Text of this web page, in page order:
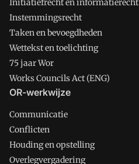
Initiatiefrecht en informatierecht
Instemmingsrecht
Taken en bevoegdheden
Wettekst en toelichting
75 jaar Wor
Works Councils Act (ENG)
OR-werkwijze
Communicatie
Conflicten
Houding en opstelling
Overlegvergadering